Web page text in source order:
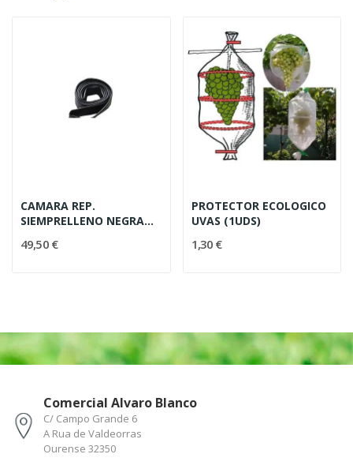
CAMARA REP.
SIEMPRELLENO NEGRA
49,50 €
PROTECTOR ECOLOGICO
UVAS (1UDS)
1,30 €
Comercial Alvaro Blanco
C/ Campo Grande 6
A Rua de Valdeorras
Ourense 32350